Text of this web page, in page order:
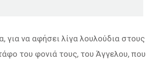
για να αφήσει λίγα λουλούδια στους
του φονιά τους, του Άγγελου, που